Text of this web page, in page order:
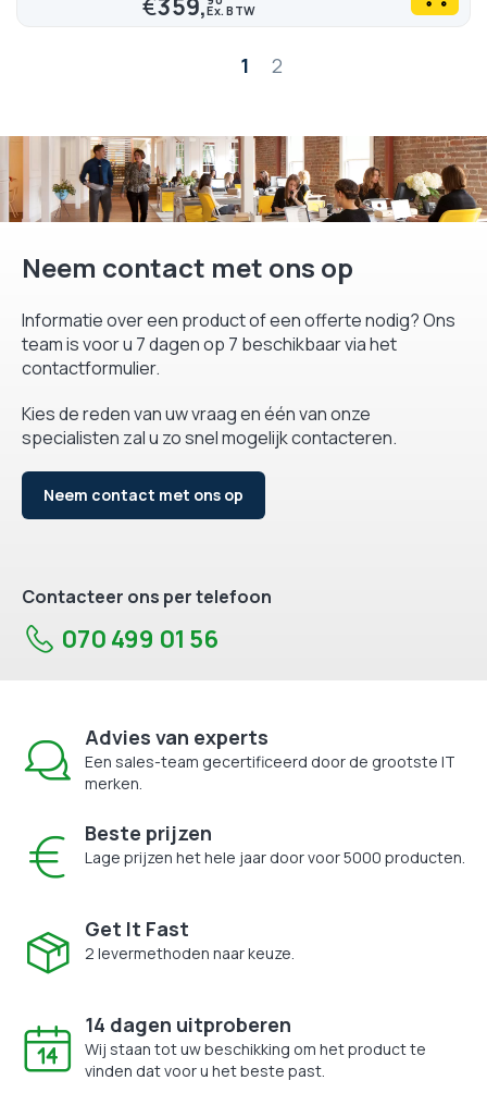
Pagina1 2
Neem contact met ons op
Informatie over een product of een offerte nodig? Ons
team is voor u 7 dagen op 7 beschikbaar via het
contactformulier.
Kies de reden van uw vraag en één van onze
specialisten zal u zo snel mogelijk contacteren.
Neem contact met ons op
Contacteer ons per telefoon
070 499 01 56
Advies van experts
Een sales-team gecertificeerd door de grootste IT
merken.
Beste prijzen
Lage prijzen het hele jaar door voor 5000 producten.
Get It Fast
2 levermethoden naar keuze.
14 dagen uitproberen
Wij staan tot uw beschikking om het product te
vinden dat voor u het beste past.